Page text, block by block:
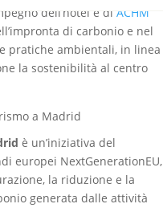
dell’hotel e di ACHM
di carbonio e nel
pratiche ambientali, in linea
la sostenibilità al centro
a Madrid
è un’iniziativa del
europei NextGenerationEU,
la riduzione e la
generata dalle attività